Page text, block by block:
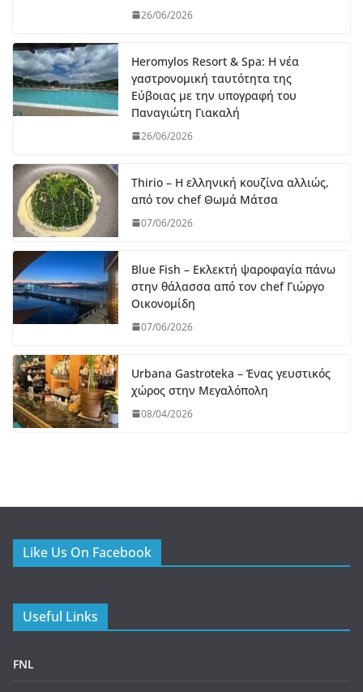
26/06/2026
Heromylos Resort & Spa: Η νέα
γαστρονομική ταυτότητα της
Εύβοιας με την υπογραφή του
Παναγιώτη Γιακαλή
26/06/2026
Thirio – Η ελληνική κουζίνα αλλιώς,
από τον chef Θωμά Μάτσα
07/06/2026
Blue Fish – Εκλεκτή ψαροφαγία πάνω
στην θάλασσα από τον chef Γιώργο
Οικονομίδη
07/06/2026
Urbana Gastroteka – Ένας γευστικός
χώρος στην Μεγαλόπολη
08/04/2026
Like Us On Facebook
Useful Links
FNL